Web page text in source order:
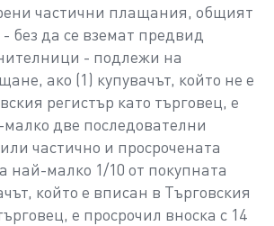
частични плащания, общият
- без да се вземат предвид
- подлежи на
ако (1) купувачът, който не е
регистър като търговец, е
две последователни
частично и просрочената
най-малко 1/10 от покупната
който е вписан в Търговския
е просрочил вноска с 14